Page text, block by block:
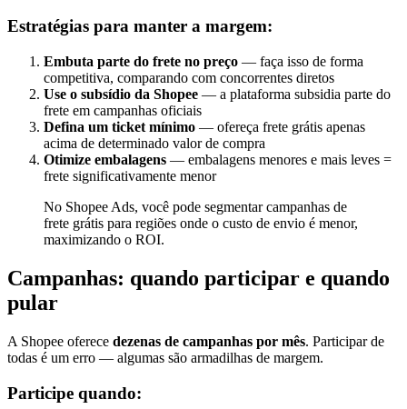
Estratégias para manter a margem:
Embuta parte do frete no preço — faça isso de forma
competitiva, comparando com concorrentes diretos
Use o subsídio da Shopee — a plataforma subsidia parte do
frete em campanhas oficiais
Defina um ticket mínimo — ofereça frete grátis apenas
acima de determinado valor de compra
Otimize embalagens — embalagens menores e mais leves =
frete significativamente menor
No Shopee Ads, você pode segmentar campanhas de
frete grátis para regiões onde o custo de envio é menor,
maximizando o ROI.
Campanhas: quando participar e quando
pular
A Shopee oferece dezenas de campanhas por mês. Participar de
todas é um erro — algumas são armadilhas de margem.
Participe quando: